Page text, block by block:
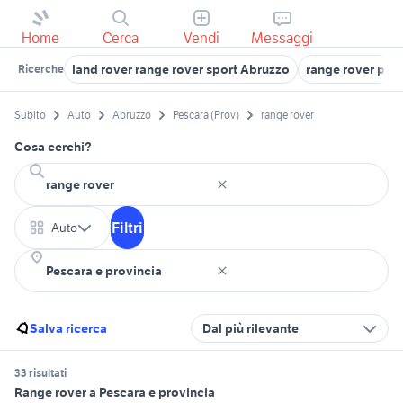
Home Cerca Vendi Messaggi
Ricerche land rover range rover sport Abruzzo range rover
Subito Auto Abruzzo Pescara (Prov) range rover
Cosa cerchi?
Auto Filtri
Salva ricerca Dal più rilevante
33 risultati
Range rover a Pescara e provincia